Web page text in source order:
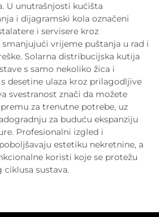
U unutrašnjosti kućišta
i dijagramski kola označeni
i servisere kroz
vrijeme puštanja u rad i
Solarna distribucijska kutija
s samo nekoliko žica i
desetine ulaza kroz prilagodljive
svestranost znači da možete
za trenutne potrebe, uz
za buduću ekspanziju
Profesionalni izgled i
estetiku nekretnine, a
koristi koje se protežu
sustava.